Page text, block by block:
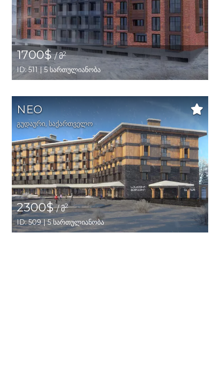
1700$/ მ2
ID: 511 | 5 სართულიანობა
NEO
გუდაური, საქართველო
2300$/ მ2
ID: 509 | 5 სართულიანობა